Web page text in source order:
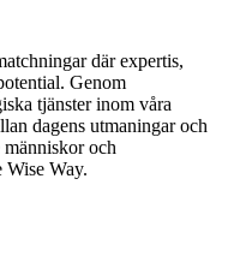
där expertis,
Genom
tjänster inom våra
dagens utmaningar och
människor och
Wise Way.